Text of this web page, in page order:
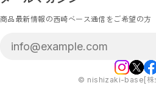
商品最新情報の西崎ベース通信をご希望の方
©︎ nishizaki-base[株